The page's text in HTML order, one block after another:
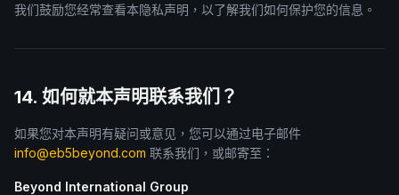
我们鼓励您经常查看本隐私声明，以了解我们如何保护您的信息。
14. 如何就本声明联系我们？
如果您对本声明有疑问或意见，您可以通过电子邮件
info@eb5beyond.com 联系我们，或邮寄至：
Beyond International Group